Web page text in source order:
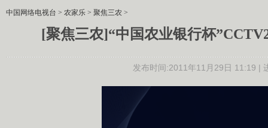
中国网络电视台 > 农家乐 > 聚焦三农 >
[聚焦三农]“中国农业银行杯
发布时间:2011年11月29日 11:19 |